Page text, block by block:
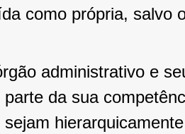
como própria, salvo
administrativo e
parte da sua